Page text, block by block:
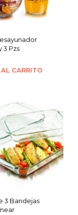
3 Pzs
CARRITO
3 Bandejas